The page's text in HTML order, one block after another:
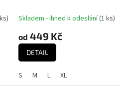
)
Navy
Skladem - ihned k odeslání(1 ks)
od 449 Kč
DETAIL
S M L XL